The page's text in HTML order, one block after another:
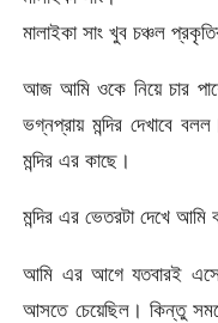
মালাইকা সাং খুব চঞ্চল
আজ আমি ওকে নিয়ে চার
ভগ্নপ্রায় মন্দির দেখাবে
মন্দির এর কাছে।
মন্দির এর ভেতরটা দেখে
আমি এর আগে যতবারই
আসতে চেয়েছিল। কিন্তু